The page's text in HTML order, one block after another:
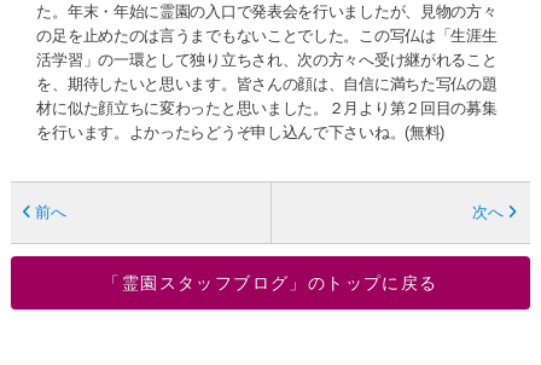
た。年末・年始に霊園の入口で発表会を行いましたが、見物の方々
の足を止めたのは言うまでもないことでした。この写仏は「生涯生
活学習」の一環として独り立ちされ、次の方々へ受け継がれること
を、期待したいと思います。皆さんの顔は、自信に満ちた写仏の題
材に似た顔立ちに変わったと思いました。２月より第２回目の募集
を行います。よかったらどうぞ申し込んで下さいね。(無料)
前へ 次へ
「霊園スタッフブログ」のトップに戻る